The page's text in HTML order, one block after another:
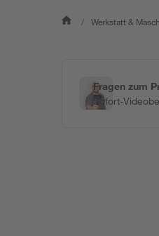
/ Werkstatt &
Fragen zum
Sofort-